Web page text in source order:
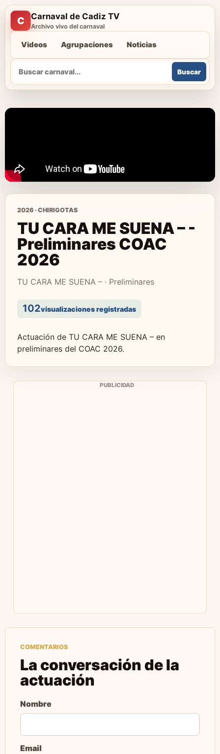
C Carnaval de Cadiz TV
Archivo vivo del carnaval
Videos Agrupaciones Noticias
Buscar
Buscar
2026 · CHIRIGOTAS
TU CARA ME SUENA – -
Preliminares COAC
2026
TU CARA ME SUENA – · Preliminares
102visualizaciones registradas
Actuación de TU CARA ME SUENA – en
preliminares del COAC 2026.
PUBLICIDAD
COMENTARIOS
La conversación de la
actuación
Nombre
Email